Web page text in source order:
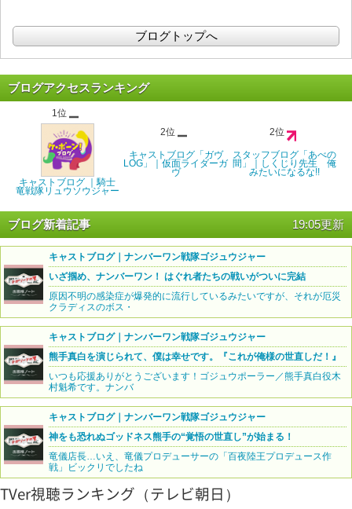
ブログトップへ
ブログアクセスランキング
1位
キャストブログ ｜騎士
竜戦隊リュウソウジャー
2位
キャストブログ「ガヴ
LOG」｜仮面ライダーガ
ヴ
2位
スタッフブログ「あべの
間」｜しくじり先生 俺
みたいになるな!!
ブログ新着記事 19:05更新
キャストブログ｜ナンバーワン戦隊ゴジュウジャー
いざ掴め、ナンバーワン！ はぐれ者たちの戦いがついに完結
原因不明の感染症が爆発的に流行しているみたいですが、それが厄災
クラディスのボス・
キャストブログ｜ナンバーワン戦隊ゴジュウジャー
熊手真白を演じられて、僕は幸せです。『これが俺様の世直しだ！』
いつも応援ありがとうございます！ゴジュウポーラー／熊手真白役木
村魁希です。ナンバ
キャストブログ｜ナンバーワン戦隊ゴジュウジャー
神をも恐れぬゴッドネス熊手の“覚悟の世直し”が始まる！
竜儀店長…いえ、竜儀プロデューサーの「百夜陸王プロデュース作
戦」ビックリでしたね
TVer視聴ランキング（テレビ朝日）